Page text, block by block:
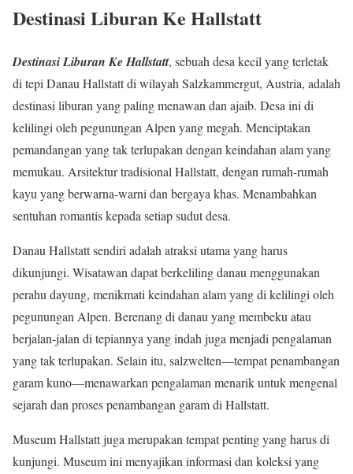
Destinasi Liburan Ke Hallstatt
Destinasi Liburan Ke Hallstatt, sebuah desa kecil yang terletak
di tepi Danau Hallstatt di wilayah Salzkammergut, Austria, adalah
destinasi liburan yang paling menawan dan ajaib. Desa ini di
kelilingi oleh pegunungan Alpen yang megah. Menciptakan
pemandangan yang tak terlupakan dengan keindahan alam yang
memukau. Arsitektur tradisional Hallstatt, dengan rumah-rumah
kayu yang berwarna-warni dan bergaya khas. Menambahkan
sentuhan romantis kepada setiap sudut desa.
Danau Hallstatt sendiri adalah atraksi utama yang harus
dikunjungi. Wisatawan dapat berkeliling danau menggunakan
perahu dayung, menikmati keindahan alam yang di kelilingi oleh
pegunungan Alpen. Berenang di danau yang membeku atau
berjalan-jalan di tepiannya yang indah juga menjadi pengalaman
yang tak terlupakan. Selain itu, salzwelten—tempat penambangan
garam kuno—menawarkan pengalaman menarik untuk mengenal
sejarah dan proses penambangan garam di Hallstatt.
Museum Hallstatt juga merupakan tempat penting yang harus di
kunjungi. Museum ini menyajikan informasi dan koleksi yang